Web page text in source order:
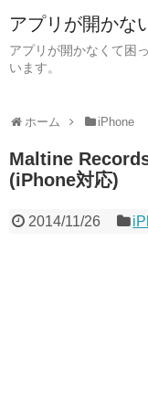
アプリが開かな
アプリが開かなくて困
います。
ホーム iPhone
Maltine
(iPhone対応)
2014/11/26